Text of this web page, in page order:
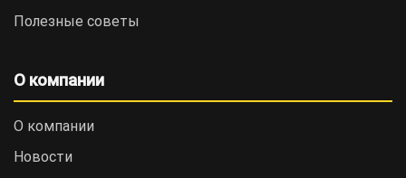
Полезные советы
О компании
О компании
Новости